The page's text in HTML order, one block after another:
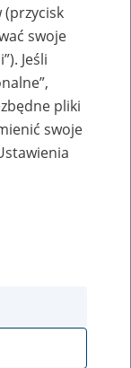
pracy –
(przycisk
swoje
Jeśli
pliki
swoje